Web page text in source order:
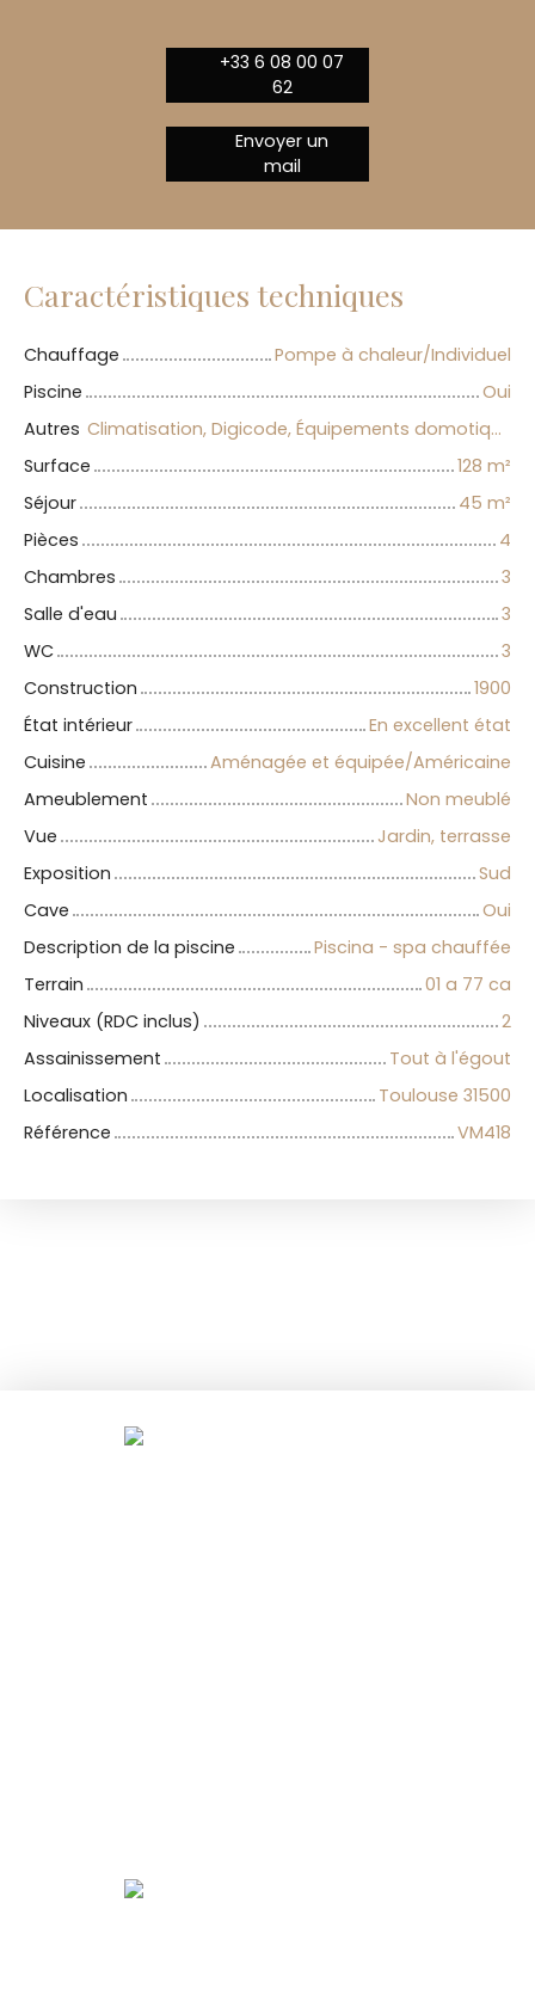
+33 6 08 00 07
62
Envoyer un
mail
Caractéristiques techniques
Chauffage
Pompe à chaleur/Individuel
Piscine
Oui
Autres
Climatisation, Digicode, Équipements domotiques, Fibre optique, Local à vélo
Surface
128 m²
Séjour
45 m²
Pièces
4
Chambres
3
Salle d'eau
3
WC
3
Construction
1900
État intérieur
En excellent état
Cuisine
Aménagée et équipée/Américaine
Ameublement
Non meublé
Vue
Jardin, terrasse
Exposition
Sud
Cave
Oui
Description de la piscine
Piscina - spa chauffée
Terrain
01 a 77 ca
Niveaux (RDC inclus)
2
Assainissement
Tout à l'égout
Localisation
Toulouse 31500
Référence
VM418